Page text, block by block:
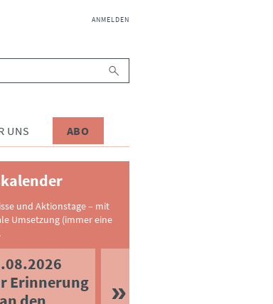
NAVIGATION
ANMELDEN
UNS ABO
und Aktionstage – mit
Umsetzung (immer eine
Erinnerung